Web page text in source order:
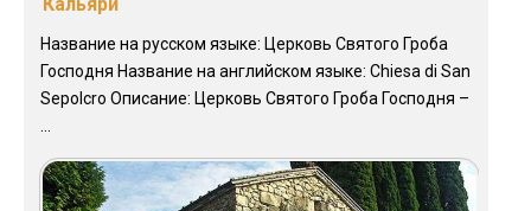
Название на русском языке: Церковь Святого Гроба
Господня Название на английском языке: Chiesa di San
Sepolcro Описание: Церковь Святого Гроба Господня –